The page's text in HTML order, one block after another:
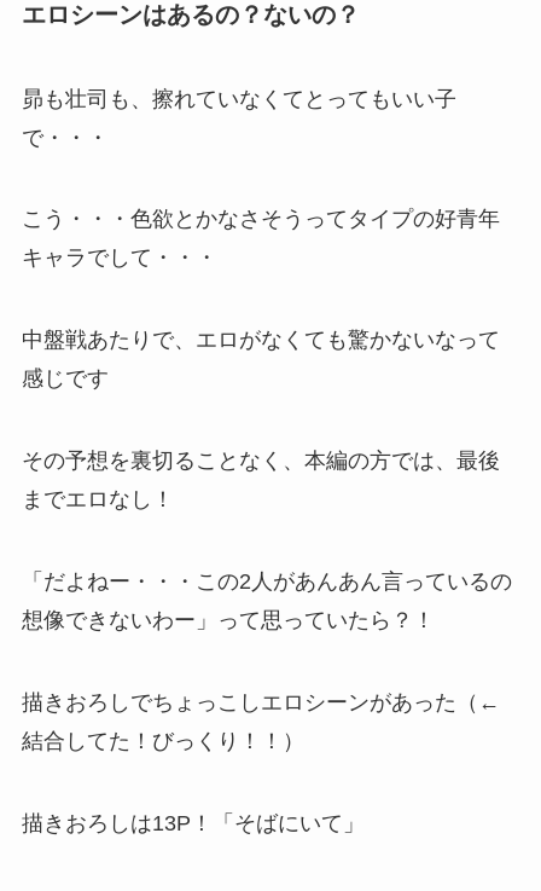
エロシーンはあるの？ないの？
昴も壮司も、擦れていなくてとってもいい子
で・・・
こう・・・色欲とかなさそうってタイプの好青年
キャラでして・・・
中盤戦あたりで、エロがなくても驚かないなって
感じです
その予想を裏切ることなく、本編の方では、最後
までエロなし！
「だよねー・・・この2人があんあん言っているの
想像できないわー」って思っていたら？！
描きおろしでちょっこしエロシーンがあった（←
結合してた！びっくり！！）
描きおろしは13P！「そばにいて」